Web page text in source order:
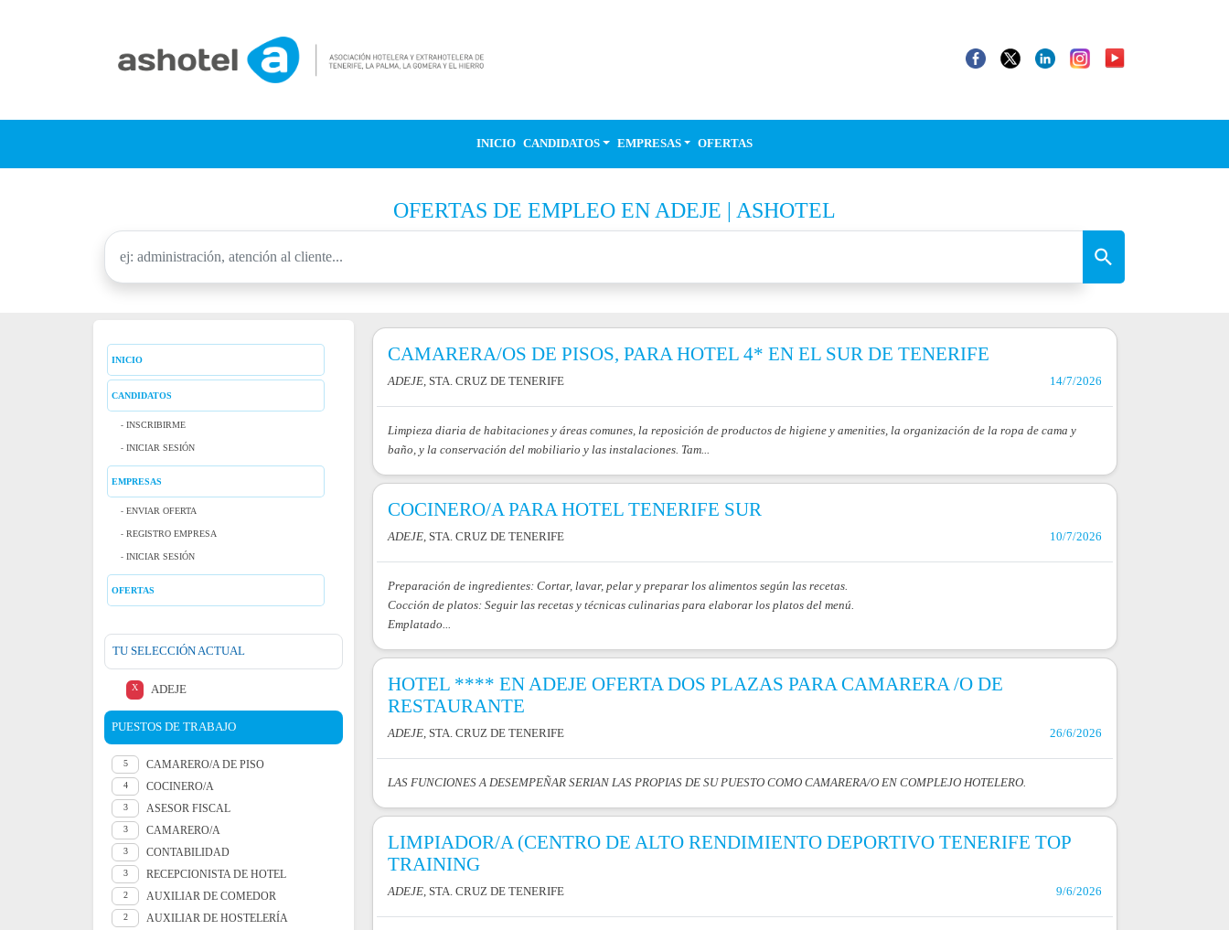
INICIO CANDIDATOS EMPRESAS OFERTAS
OFERTAS DE EMPLEO EN ADEJE | ASHOTEL
INICIO
CANDIDATOS
INSCRIBIRME
INICIAR SESIÓN
EMPRESAS
ENVIAR OFERTA
REGISTRO EMPRESA
INICIAR SESIÓN
OFERTAS
TU SELECCIÓN ACTUAL
X ADEJE
PUESTOS DE TRABAJO
5 CAMARERO/A DE PISO
4 COCINERO/A
3 ASESOR FISCAL
3 CAMARERO/A
3 CONTABILIDAD
3 RECEPCIONISTA DE HOTEL
2 AUXILIAR DE COMEDOR
2 AUXILIAR DE HOSTELERÍA
CAMARERA/OS DE PISOS, PARA HOTEL 4* EN EL SUR DE TENERIFE
ADEJE, STA. CRUZ DE TENERIFE 14/7/2026
Limpieza diaria de habitaciones y áreas comunes, la reposición de productos de higiene y amenities, la organización de la ropa de cama y
baño, y la conservación del mobiliario y las instalaciones. Tam...
COCINERO/A PARA HOTEL TENERIFE SUR
ADEJE, STA. CRUZ DE TENERIFE 10/7/2026
Preparación de ingredientes: Cortar, lavar, pelar y preparar los alimentos según las recetas.
Cocción de platos: Seguir las recetas y técnicas culinarias para elaborar los platos del menú.
Emplatado...
HOTEL **** EN ADEJE OFERTA DOS PLAZAS PARA CAMARERA /O DE
RESTAURANTE
ADEJE, STA. CRUZ DE TENERIFE 26/6/2026
LAS FUNCIONES A DESEMPEÑAR SERIAN LAS PROPIAS DE SU PUESTO COMO CAMARERA/O EN COMPLEJO HOTELERO.
LIMPIADOR/A (CENTRO DE ALTO RENDIMIENTO DEPORTIVO TENERIFE TOP
TRAINING
ADEJE, STA. CRUZ DE TENERIFE 9/6/2026